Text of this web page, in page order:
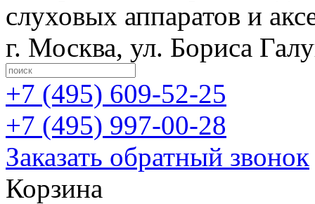
слуховых аппаратов и
г. Москва, ул. Бориса
+7 (495) 609-52-25
+7 (495) 997-00-28
Заказать обратный звонок
Корзина